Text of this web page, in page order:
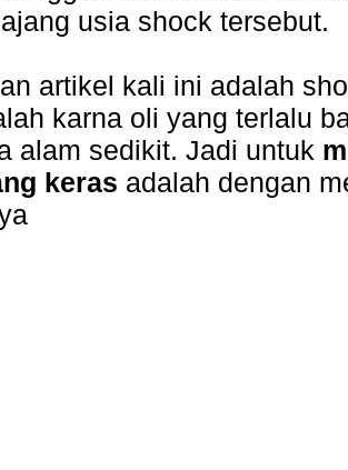
usia shock tersebut.
artikel kali ini adalah
karna oli yang terlalu
alam sedikit. Jadi untuk
keras adalah dengan